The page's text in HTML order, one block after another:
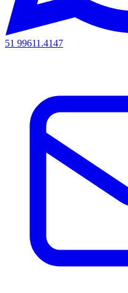
51 99611.4147